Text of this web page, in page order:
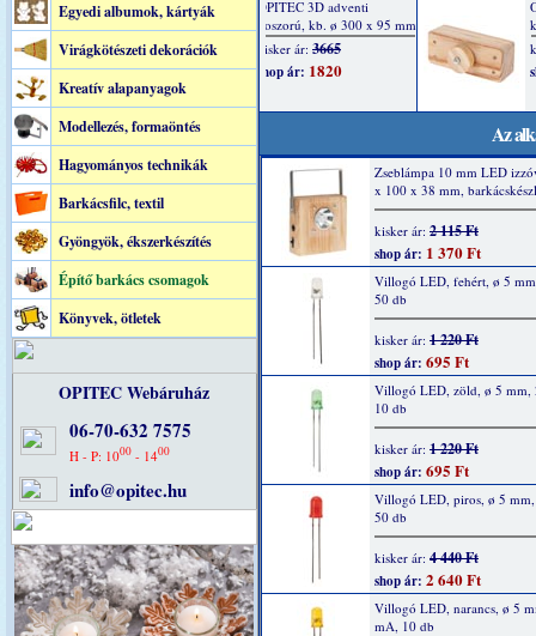
Egyedi albumok, kártyák
Virágkötészeti dekorációk
Kreatív alapanyagok
Modellezés, formaöntés
Hagyományos technikák
Barkácsfilc, textil
Gyöngyök, ékszerkészítés
Építő barkács csomagok
Könyvek, ötletek
OPITEC Webáruház
06-70-632 7575
H - P: 1000- 1400
info@opitec.hu
Az
Zseblámpa 10 mm LED
x 100 x 38 mm,
kisker ár: 2 115 Ft
shop ár: 1 370 Ft
Villogó LED, fehért, ø 5
50 db
kisker ár: 1 220 Ft
shop ár: 695 Ft
Villogó LED, zöld, ø 5 mm,
10 db
kisker ár: 1 220 Ft
shop ár: 695 Ft
Villogó LED, piros, ø 5
50 db
kisker ár: 4 440 Ft
shop ár: 2 640 Ft
Villogó LED, narancs, ø 5
mA, 10 db